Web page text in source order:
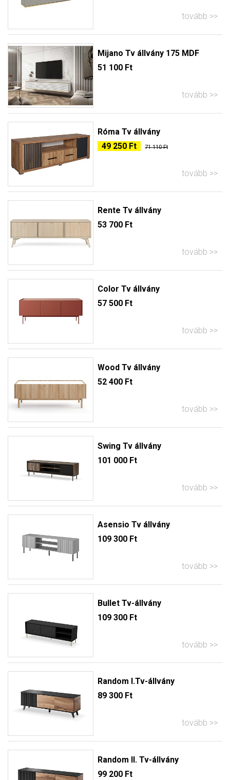
tovább
Mijano Tv állvány 175 MDF
51 100 Ft
tovább
Róma Tv állvány
49 250 Ft
71 110 Ft
tovább
Rente Tv állvány
53 700 Ft
tovább
Color Tv állvány
57 500 Ft
tovább
Wood Tv állvány
52 400 Ft
tovább
Swing Tv állvány
101 000 Ft
tovább
Asensio Tv állvány
109 300 Ft
tovább
Bullet Tv-állvány
109 300 Ft
tovább
Random I.Tv-állvány
89 300 Ft
tovább
Random II. Tv-állvány
99 200 Ft